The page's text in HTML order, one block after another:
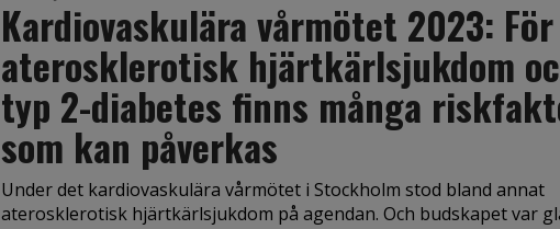
Kardiovaskulära vårmötet 2023: För
aterosklerotisk hjärtkärlsjukdom
typ 2-diabetes finns många
som kan påverkas
Under det kardiovaskulära vårmötet i Stockholm stod bland annat
aterosklerotisk hjärtkärlsjukdom på agendan. Och budskapet var